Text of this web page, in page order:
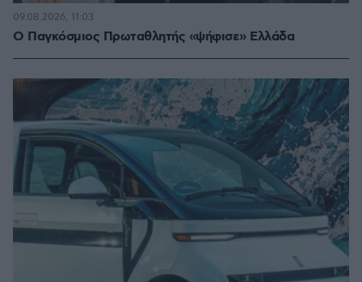
Ο Παγκόσμιος Πρωταθλητής «ψήφισε» Ελλάδα
09.08.2026, 11:03